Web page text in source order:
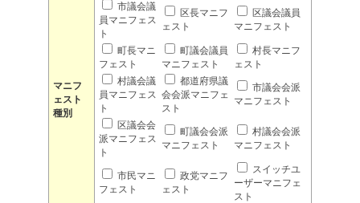
マニフ
ェスト
種別
市議会議
員マニフェス
ト
区長マニフ
ェスト
区議会議員
マニフェスト
町長マニ
フェスト
町議会議員
マニフェスト
村長マニフ
ェスト
村議会議
員マニフェス
ト
都道府県議
会会派マニフェ
スト
市議会会派
マニフェスト
区議会会
派マニフェス
ト
町議会会派
マニフェスト
村議会会派
マニフェスト
市民マニ
フェスト
政党マニフ
ェスト
スイッチユ
ーザーマニフェ
スト